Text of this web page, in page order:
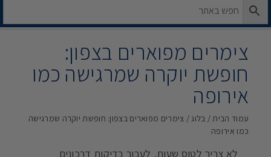
צימרים מפוארים בצפון:
חופשת יוקרה שמרגישה כמו
אירופה
עמוד הבית/ בלוג/ צימרים מפוארים בצפון: חופשת יוקרה שמרגישה
כמו אירופה
לא צריך לטוס שעות, לעבור בדיקות דרכונים